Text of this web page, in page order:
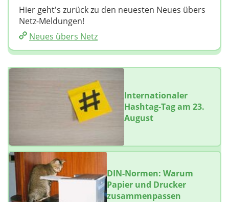
Hier geht's zurück zu den neuesten Neues übers
Netz-Meldungen!
Neues übers Netz
Internationaler
Hashtag-Tag am 23.
August
DIN-Normen: Warum
Papier und Drucker
zusammenpassen